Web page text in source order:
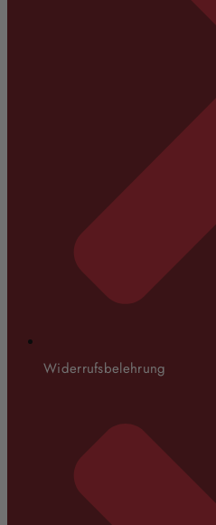
Widerrufsbelehrung